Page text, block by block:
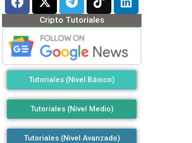
Cripto Tutoriales
Tutoriales (Nivel Básico)
Tutoriales (Nivel Medio)
Tutoriales (Nivel Avanzado)